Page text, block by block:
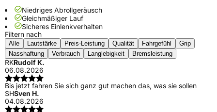
Niedriges Abrollgeräusch
Gleichmäßiger Lauf
Sicheres Einlenkverhalten
Filtern nach
Alle Lautstärke Preis-Leistung Qualität Fahrgefühl
Grip
Nasshaftung
Verbrauch Langlebigkeit Bremsleistung
RKRudolf K.
06.08.2026
Bis jetzt fahren Sie sich ganz gut machen das, was sie sollen
SHSven H.
04.08.2026